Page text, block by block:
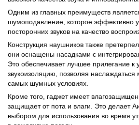
Одним из главных преимуществ
шумоподавление, которое эффективно
посторонних звуков на качество
Конструкция наушников также
они оснащены насадками с
Это обеспечивает лучшее прилегание
звукоизоляцию, позволяя наслаждаться
самых шумных условиях.
Кроме того, гаджет имеет
защищает от пота и влаги. Это делает
выбором для использования во время